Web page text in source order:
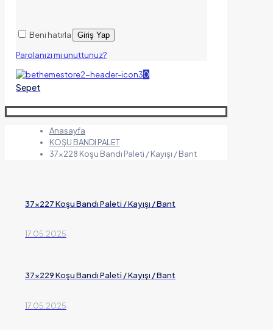
Beni hatırla Giriş Yap
Parolanızı mı unuttunuz?
0
Sepet
Anasayfa
KOŞU BANDI PALET
37×228 Koşu Bandı Paleti / Kayışı / Bant
37×227 Koşu Bandı Paleti / Kayışı / Bant
17.05.2025
37×229 Koşu Bandı Paleti / Kayışı / Bant
17.05.2025